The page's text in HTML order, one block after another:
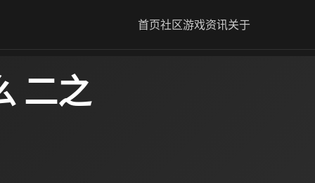
首页社区游戏资讯关于
二之